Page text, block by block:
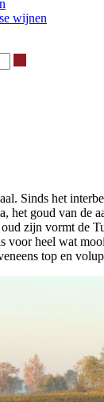
wijnen
Sinds het
het goud van de
zijn vormt de
voor heel wat
top en